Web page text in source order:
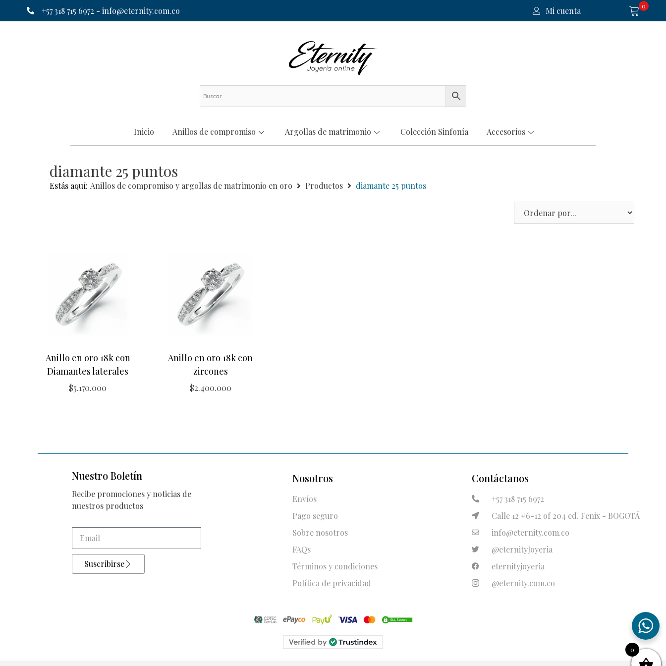
+57 318 715 6972 - info@eternity.com.co Mi cuenta 0
Inicio Anillos de compromiso Argollas de matrimonio Colección Sinfonía Accesorios
diamante 25 puntos
Estás aquí: Anillos de compromiso y argollas de matrimonio en oro Productos diamante 25 puntos
Anillo en oro 18k con
Diamantes laterales
$5.170.000
Anillo en oro 18k con
zircones
$2.400.000
Nuestro Boletín
Recibe promociones y noticias de
nuestros productos
Suscribirse
Nosotros
Envíos
Pago seguro
Sobre nosotros
FAQs
Términos y condiciones
Política de privacidad
Contáctanos
+57 318 715 6972
Calle 12 #6-12 of 204 ed. Fenix - BOGOTÁ
info@eternity.com.co
@eternityJoyeria
eternityjoyeria
@eternity.com.co
0